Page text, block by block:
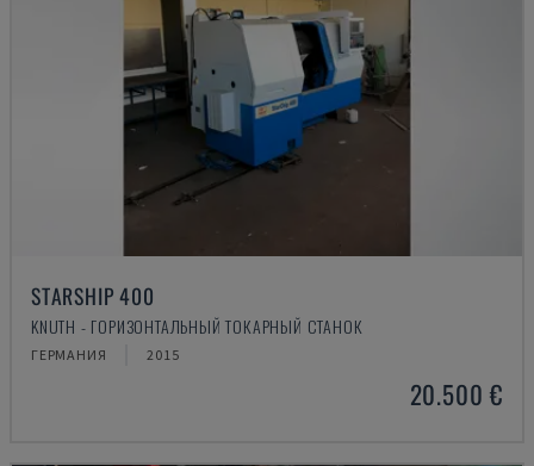
STARSHIP 400
KNUTH - ГОРИЗОНТАЛЬНЫЙ ТОКАРНЫЙ СТАНОК
ГЕРМАНИЯ 2015
20.500 €